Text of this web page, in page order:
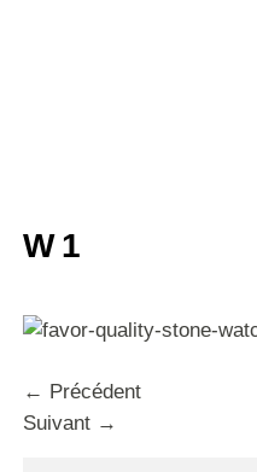
W1
← Précédent
Suivant →